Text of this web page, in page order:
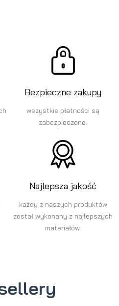
Bezpieczne zakupy
wszystkie płatności są
zabezpieczone.
Najlepsza jakość
każdy z naszych produktów
został wykonany z najlepszych
materiałów.